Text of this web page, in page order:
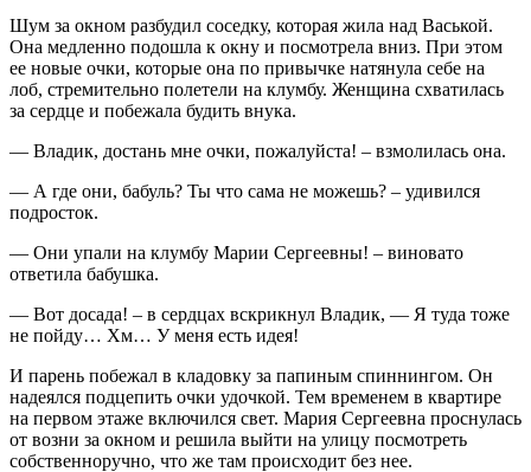
Шум за окном разбудил соседку, которая жила над Васькой.
Она медленно подошла к окну и посмотрела вниз. При этом
ее новые очки, которые она по привычке натянула себе на
лоб, стремительно полетели на клумбу. Женщина схватилась
за сердце и побежала будить внука.
— Владик, достань мне очки, пожалуйста! – взмолилась она.
— А где они, бабуль? Ты что сама не можешь? – удивился
подросток.
— Они упали на клумбу Марии Сергеевны! – виновато
ответила бабушка.
— Вот досада! – в сердцах вскрикнул Владик, — Я туда тоже
не пойду… Хм… У меня есть идея!
И парень побежал в кладовку за папиным спиннингом. Он
надеялся подцепить очки удочкой. Тем временем в квартире
на первом этаже включился свет. Мария Сергеевна проснулась
от возни за окном и решила выйти на улицу посмотреть
собственноручно, что же там происходит без нее.